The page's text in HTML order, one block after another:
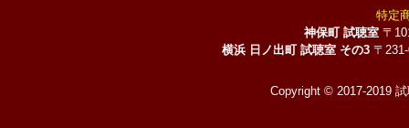
特定
神保町 試聴室 〒
横浜 日ノ出町 試聴室 その3 〒
Copyright © 2017-2019